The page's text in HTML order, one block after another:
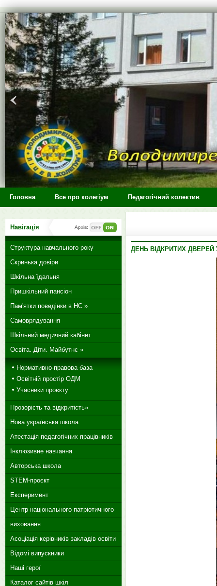
>
Головна Все про колегіум Педагогічний колектив
ДЕНЬ ВІДКРИТИХ
Навігація Архів:
Структура навчального року
Скринька довіри
Шкільна їдальня
Пришкільний пансіон
Пам'ятки поведінки в НС »
Самоврядування
Шкільний медичний кабінет
Освіта. Діти. Майбутнє »
Нормативно-правова база
Освітній простір ОДМ
Учасники проєкту
Прозорість та відкритість»
Нова українська школа
Атестація педагогічних працівників
Інклюзивне навчання
Авторська школа
STEM-проєкт
Експеримент
Центр національного патріотичного
виховання
Асоціація керівників закладів освіти
Відомі випускники
Наші герої
Каталог сайтів шкіл